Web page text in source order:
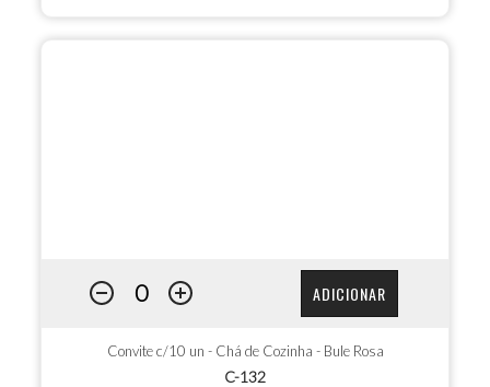
ADICIONAR
Convite c/10 un - Chá de Cozinha - Bule Rosa
C-132